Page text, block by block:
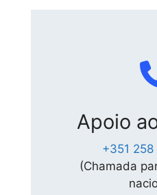
Apoio
+351 258
(Chamada